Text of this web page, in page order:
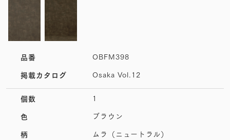
品番 OBFM398
掲載カタログ Osaka Vol.12
個数 1
色 ブラウン
柄 ムラ（ニュートラル）